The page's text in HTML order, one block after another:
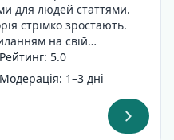
для людей статтями.
стрімко зростають.
на свій…
Рейтинг: 5.0
Модерація: 1–3 дні